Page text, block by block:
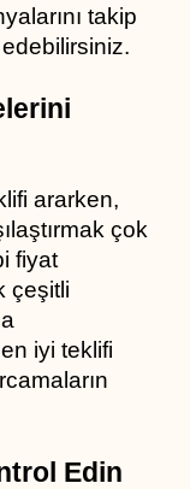
takip
ararken,
çok
fiyat
çeşitli
iyi teklifi
Edin